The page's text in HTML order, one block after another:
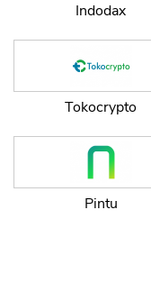
Indodax
Tokocrypto
Pintu